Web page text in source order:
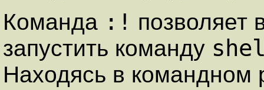
Команда :! позволяет
запустить команду
Находясь в